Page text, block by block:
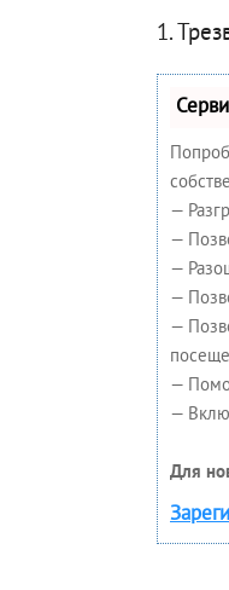
1.
—
—
—
—
—
—
—
Для